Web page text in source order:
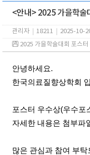
<안내> 2025 가을학술
관리자 18211
2025-10-
2025 가을학술대회 포스
안녕하세요.
한국의료질향상학회
포스터 우수상(우수포
자세한 내용은 첨부파
많은 관심과 참여 부탁